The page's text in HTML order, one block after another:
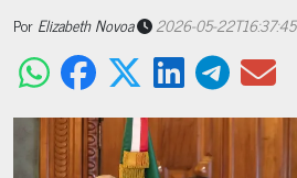
Por Elizabeth Novoa 2026-05-22T16:37:45